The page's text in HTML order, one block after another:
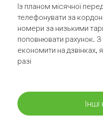
Із планом місячної
телефонувати за кордон
номери за низькими
поповнювати рахунок.
економити на дзвінках,
разі